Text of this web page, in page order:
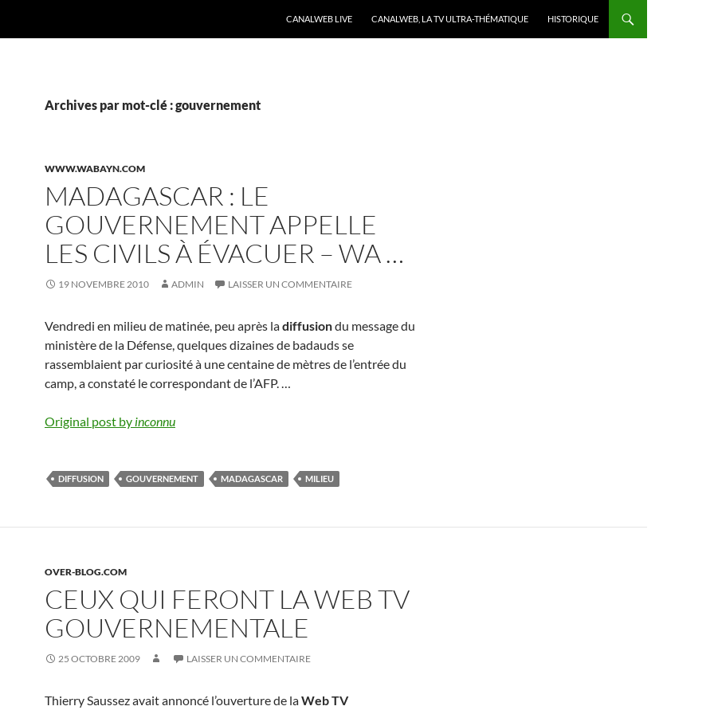
CANALWEB LIVE CANALWEB, LA TV ULTRA-THÉMATIQUE HISTORIQUE
Archives par mot-clé : gouvernement
WWW.WABAYN.COM
MADAGASCAR : LE
GOUVERNEMENT APPELLE
LES CIVILS À ÉVACUER – WA …
19 NOVEMBRE 2010 ADMIN LAISSER UN COMMENTAIRE
Vendredi en milieu de matinée, peu après ladiffusiondu message du
ministère de la Défense, quelques dizaines de badauds se
rassemblaient par curiosité à une centaine de mètres de l’entrée du
camp, a constaté le correspondant de l’AFP. …
Original post by inconnu
DIFFUSION GOUVERNEMENT MADAGASCAR MILIEU
OVER-BLOG.COM
CEUX QUI FERONT LA WEB TV
GOUVERNEMENTALE
25 OCTOBRE 2009 LAISSER UN COMMENTAIRE
Thierry Saussez avait annoncé l’ouverture de laWeb TV